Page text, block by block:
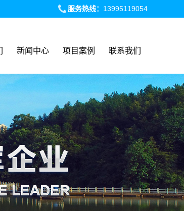
服务热线： 13995119054
新闻中心 项目案例 联系我们